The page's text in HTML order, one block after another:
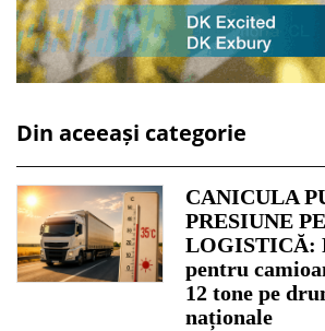
Din aceeași categorie
CANICULA
PRESIUNE PE
LOGISTICĂ:
pentru
12 tone pe
naționale